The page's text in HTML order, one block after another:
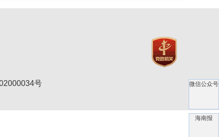
号 微信公众号
海南报